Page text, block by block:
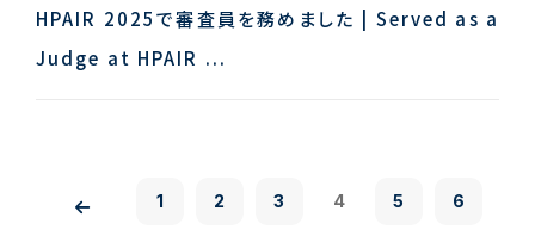
HPAIR 2025で審査員を務めました | Served as a
Judge at HPAIR ...
1 2 3 4 5 6